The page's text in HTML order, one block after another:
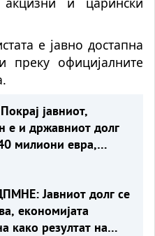
е јавно достапна
официјалните
е и државниот долг
милиони евра,
Јавниот долг се
економијата
како резултат на